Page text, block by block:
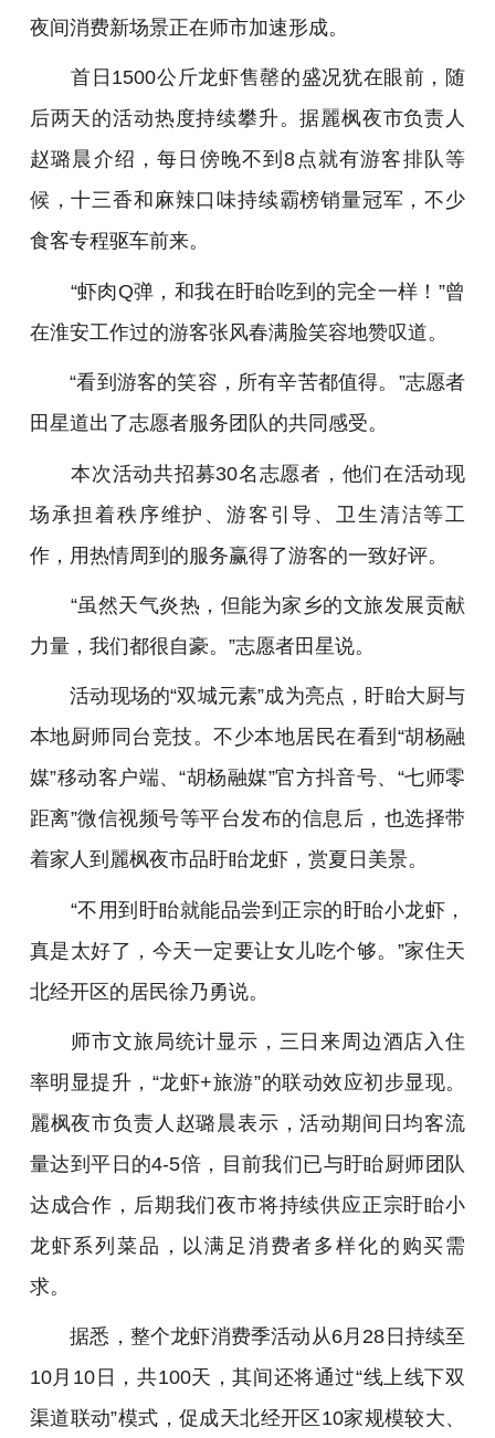
夜间消费新场景正在师市加速形成。
首日1500公斤龙虾售罄的盛况犹在眼前，随
后两天的活动热度持续攀升。据麗枫夜市负责人
赵璐晨介绍，每日傍晚不到8点就有游客排队等
候，十三香和麻辣口味持续霸榜销量冠军，不少
食客专程驱车前来。
“虾肉Q弹，和我在盱眙吃到的完全一样！”曾
在淮安工作过的游客张风春满脸笑容地赞叹道。
“看到游客的笑容，所有辛苦都值得。”志愿者
田星道出了志愿者服务团队的共同感受。
本次活动共招募30名志愿者，他们在活动现
场承担着秩序维护、游客引导、卫生清洁等工
作，用热情周到的服务赢得了游客的一致好评。
“虽然天气炎热，但能为家乡的文旅发展贡献
力量，我们都很自豪。”志愿者田星说。
活动现场的“双城元素”成为亮点，盱眙大厨与
本地厨师同台竞技。不少本地居民在看到“胡杨融
媒”移动客户端、“胡杨融媒”官方抖音号、“七师零
距离”微信视频号等平台发布的信息后，也选择带
着家人到麗枫夜市品盱眙龙虾，赏夏日美景。
“不用到盱眙就能品尝到正宗的盱眙小龙虾，
真是太好了，今天一定要让女儿吃个够。”家住天
北经开区的居民徐乃勇说。
师市文旅局统计显示，三日来周边酒店入住
率明显提升，“龙虾+旅游”的联动效应初步显现。
麗枫夜市负责人赵璐晨表示，活动期间日均客流
量达到平日的4-5倍，目前我们已与盱眙厨师团队
达成合作，后期我们夜市将持续供应正宗盱眙小
龙虾系列菜品，以满足消费者多样化的购买需
求。
据悉，整个龙虾消费季活动从6月28日持续至
10月10日，共100天，其间还将通过“线上线下双
渠道联动”模式，促成天北经开区10家规模较大、